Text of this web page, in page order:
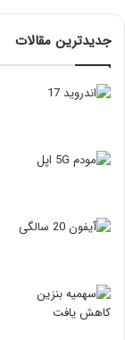
جدیدترین مقالات